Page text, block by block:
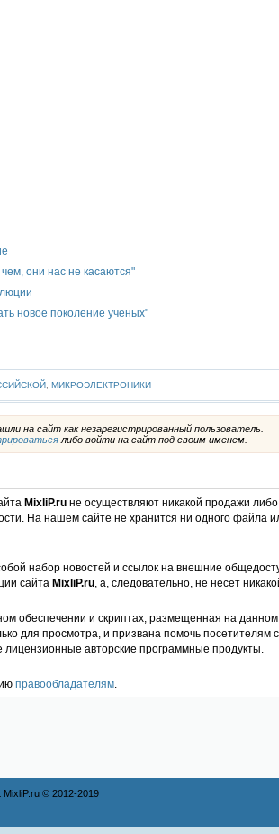
они нас не касаются"
новое поколение ученых"
, МИКРОЭЛЕКТРОНИКИ
на сайт как незарегистрированный пользователь.
либо войти на сайт под своим именем.
MixliP.ruне осуществляют никакой продажи
На нашем сайте не хранится ни одного файла
набор новостей и ссылок на внешние
сайта MixliP.ru, а, следовательно, не несет
обеспечении и скриптах, размещенная на
для просмотра, и призвана помочь посетителям
лицензионные авторские программные продукты.
правообладателям.
© 2012-2019